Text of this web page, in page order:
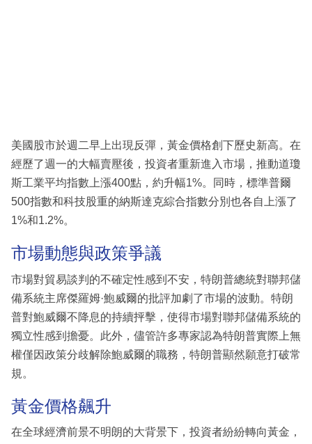
閱
專
區
美國股市於週二早上出現反彈，黃金價格創下歷史新高。在
經歷了週一的大幅賣壓後，投資者重新進入市場，推動道瓊
斯工業平均指數上漲400點，約升幅1%。同時，標準普爾
500指數和科技股重的納斯達克綜合指數分別也各自上漲了
1%和1.2%。
市場動態與政策爭議
市場對貿易談判的不確定性感到不安，特朗普總統對聯邦儲
備系統主席傑羅姆·鮑威爾的批評加劇了市場的波動。特朗
普對鮑威爾不降息的持續抨擊，使得市場對聯邦儲備系統的
獨立性感到擔憂。此外，儘管許多專家認為特朗普實際上無
權僅因政策分歧解除鮑威爾的職務，特朗普顯然願意打破常
規。
黃金價格飆升
在全球經濟前景不明朗的大背景下，投資者紛紛轉向黃金，